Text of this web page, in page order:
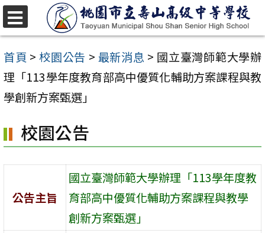
跳
至
主
要
內
區
首頁 > 校園公告 > 最新消息 > 國立臺灣師範大學辦
理「113學年度教育部高中優質化輔助方案課程與教
學創新方案甄選」
校園公告
公告主旨
國立臺灣師範大學辦理「113學年度教
育部高中優質化輔助方案課程與教學
創新方案甄選」
選
單